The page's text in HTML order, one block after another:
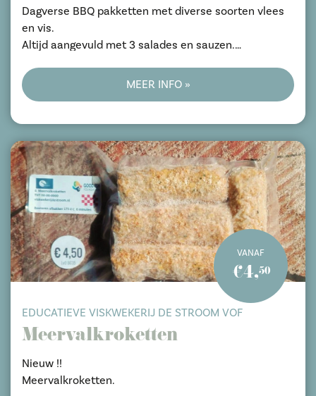
Dagverse BBQ pakketten met diverse soorten vlees
en vis.
Altijd aangevuld met 3 salades en sauzen.
persoon €10,-
Alleen zelf nog even grillen!
MEER INFO »
VANAF
€4,50
EDUCATIEVE VISKWEKERIJ DE STROOM VOF
Meervalkroketten
Nieuw !!
Meervalkroketten.